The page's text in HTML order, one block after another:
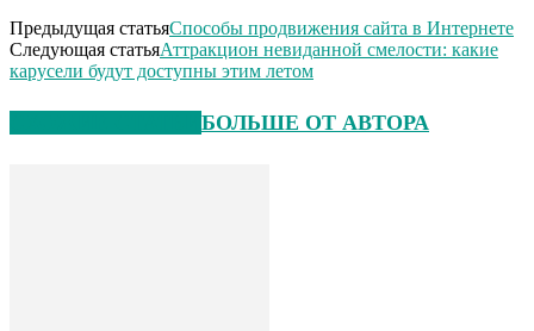
Предыдущая статьяСпособы продвижения сайта в Интернете
Следующая статьяАттракцион невиданной смелости: какие
карусели будут доступны этим летом
БОЛЬШЕ ОТ АВТОРА